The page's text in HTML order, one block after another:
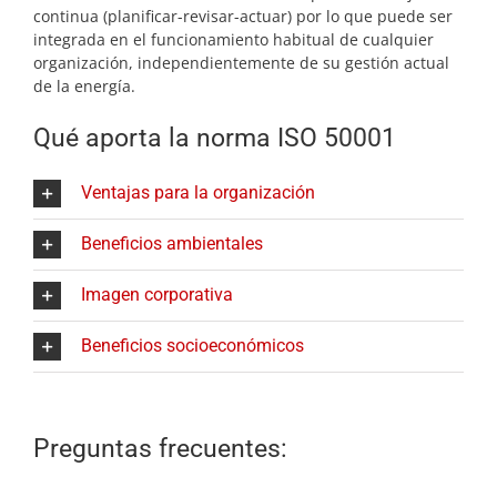
continua (planificar-revisar-actuar) por lo que puede ser
integrada en el funcionamiento habitual de cualquier
organización, independientemente de su gestión actual
de la energía.
Qué aporta la norma ISO 50001
Ventajas para la organización
Beneficios ambientales
Imagen corporativa
Beneficios socioeconómicos
Preguntas frecuentes: